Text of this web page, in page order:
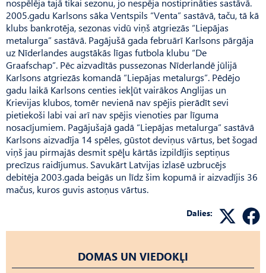
nospēlēja tajā tikai sezonu, jo nespēja nostiprināties sastāvā.
2005.gadu Karlsons sāka Ventspils “Venta” sastāvā, taču, tā kā
klubs bankrotēja, sezonas vidū viņš atgriezās “Liepājas
metalurga” sastāvā. Pagājušā gada februārī Karlsons pārgāja
uz Nīderlandes augstākās līgas futbola klubu “De
Graafschap”. Pēc aizvadītās pussezonas Nīderlandē jūlijā
Karlsons atgriezās komandā “Liepājas metalurgs”. Pēdējo
gadu laikā Karlsons centies iekļūt vairākos Anglijas un
Krievijas klubos, tomēr nevienā nav spējis pierādīt sevi
pietiekoši labi vai arī nav spējis vienoties par līguma
nosacījumiem. Pagājušajā gadā “Liepājas metalurga” sastāvā
Karlsons aizvadīja 14 spēles, gūstot deviņus vārtus, bet šogad
viņš jau pirmajās desmit spēļu kārtās izpildījis septiņus
precīzus raidījumus. Savukārt Latvijas izlasē uzbrucējs
debitēja 2003.gada beigās un līdz šim kopumā ir aizvadījis 36
mačus, kuros guvis astoņus vārtus.
Dalies:
DOMAS UN VIEDOKĻI